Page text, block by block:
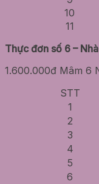
10
11
Thực đơn số 6 –
1.600.000đ Mâm 6
STT
1
2
3
4
5
6